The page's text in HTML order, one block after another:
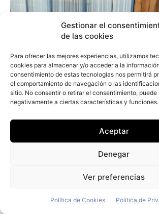
Gestionar el
de las cookies
Para ofrecer las mejores experiencias, utilizamos
cookies para almacenar y/o acceder a la
consentimiento de estas tecnologías nos permitirá
el comportamiento de navegación o las
sitio. No consentir o retirar el consentimiento,
negativamente a ciertas características y funciones.
Aceptar
Denegar
Ver preferencias
Política de Cookies Política de
Stellantis vende su negocio